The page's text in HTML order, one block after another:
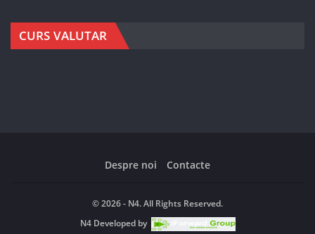
CURS VALUTAR
Despre noi Contacte
© 2026 - N4. All Rights Reserved.
N4Developed by